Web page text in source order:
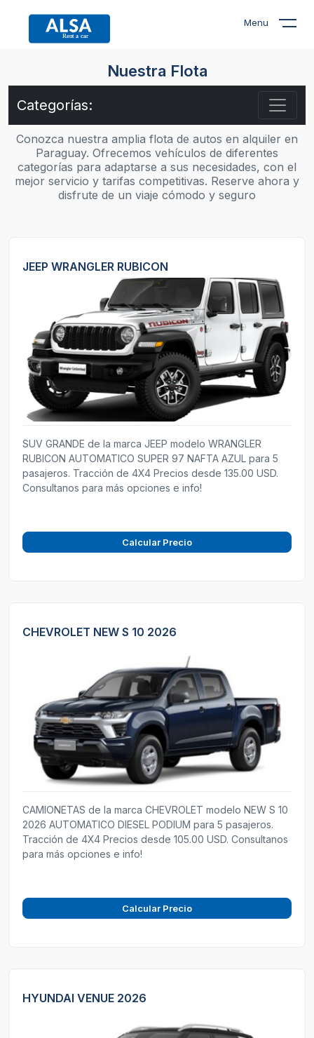
Menu
Nuestra Flota
Categorías:
Conozca nuestra amplia flota de autos en alquiler en
Paraguay. Ofrecemos vehículos de diferentes
categorías para adaptarse a sus necesidades, con el
mejor servicio y tarifas competitivas. Reserve ahora y
disfrute de un viaje cómodo y seguro
JEEP WRANGLER RUBICON
SUV GRANDE de la marca JEEP modelo WRANGLER
RUBICON AUTOMATICO SUPER 97 NAFTA AZUL para 5
pasajeros. Tracción de 4X4 Precios desde 135.00 USD.
Consultanos para más opciones e info!
Calcular Precio
CHEVROLET NEW S 10 2026
CAMIONETAS de la marca CHEVROLET modelo NEW S 10
2026 AUTOMATICO DIESEL PODIUM para 5 pasajeros.
Tracción de 4X4 Precios desde 105.00 USD. Consultanos
para más opciones e info!
Calcular Precio
HYUNDAI VENUE 2026